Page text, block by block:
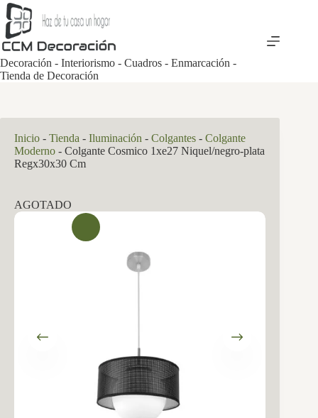
Saltar
al
contenido
Decoración - Interiorismo - Cuadros - Enmarcación -
Tienda de Decoración
Inicio - Tienda - Iluminación - Colgantes - Colgante
Moderno - Colgante Cosmico 1xe27 Niquel/negro-plata
Regx30x30 Cm
AGOTADO